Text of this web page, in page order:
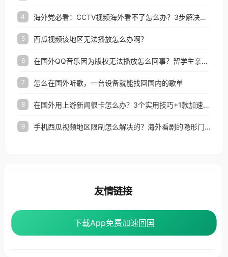
4 海外党必看：CCTV视频海外看不了怎么办？3步解决地区限制+追剧自由
5 西瓜视频该地区无法播放怎么办啊？
6 在国外QQ音乐因为版权无法播放怎么回事？留学生亲测有效的解决办法
7 怎么在国外听歌，一台设备就能找回国内的歌单
8 在国外用上游新闻很卡怎么办？3个实用技巧+1款加速器解决海外看国内内容难题
9 手机西瓜视频地区限制怎么解决的？海外看剧的隐形门与钥匙
下载App免费加速回国
下载App免费加速回国
友情链接